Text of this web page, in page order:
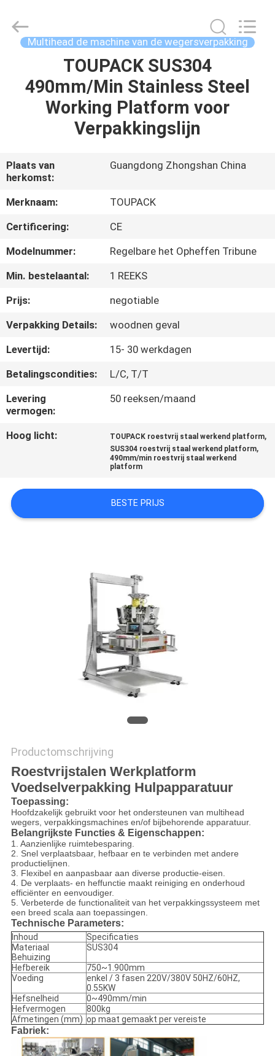
PRODUCTEN
ONS
RONDLEIDING
DOOR
DE
FABRIEK
KWALITEITSCONTROLE
NEEM
CONTACT
ONS
OP
GEVALLEN
PRIVACYBELEID
Multihead de machine van de wegersverpakking
TOUPACK SUS304
490mm/Min Stainless Steel
Working Platform voor
Verpakkingslijn
Plaats van
herkomst:
Guangdong Zhongshan China
Merknaam:
TOUPACK
Certificering:
CE
Modelnummer:
Regelbare het Opheffen Tribune
Min. bestelaantal:
1 REEKS
Prijs:
negotiable
Verpakking Details:
woodnen geval
Levertijd:
15- 30 werkdagen
Betalingscondities:
L/C, T/T
Levering
vermogen:
50 reeksen/maand
Hoog licht: TOUPACK roestvrij staal werkend platform,
SUS304 roestvrij staal werkend platform,
490mm/min roestvrij staal werkend
platform
BESTE PRIJS
Productomschrijving
Roestvrijstalen Werkplatform
Voedselverpakking Hulpapparatuur
Toepassing:
Hoofdzakelijk gebruikt voor het ondersteunen van multihead
wegers, verpakkingsmachines en/of bijbehorende apparatuur.
Belangrijkste Functies & Eigenschappen:
1. Aanzienlijke ruimtebesparing.
2. Snel verplaatsbaar, hefbaar en te verbinden met andere
productielijnen.
3. Flexibel en aanpasbaar aan diverse productie-eisen.
4. De verplaats- en heffunctie maakt reiniging en onderhoud
efficiënter en eenvoudiger.
5. Verbeterde de functionaliteit van het verpakkingssysteem met
een breed scala aan toepassingen.
Technische Parameters:
Inhoud
Specificaties
Materiaal
Behuizing
SUS304
Hefbereik
750~1.900mm
Voeding
enkel / 3 fasen 220V/380V 50HZ/60HZ,
0.55KW
Hefsnelheid
0~490mm/min
Hefvermogen
800kg
Afmetingen (mm) op maat gemaakt per vereiste
Fabriek: